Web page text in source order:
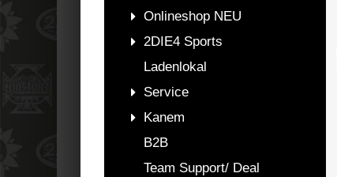
Onlineshop NEU
2DIE4 Sports
Ladenlokal
Service
Kanem
B2B
Team Support/ Deal